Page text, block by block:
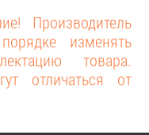
Производитель
изменять
товара.
отличаться от